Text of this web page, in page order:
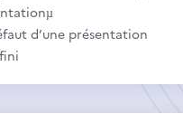
d’une présentation